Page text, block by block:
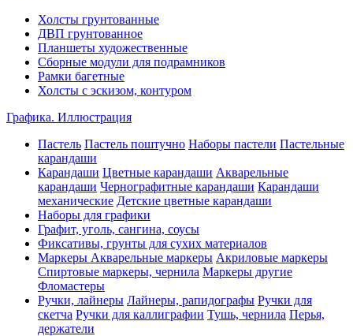
Холсты грунтованные
ДВП грунтованное
Планшеты художественные
Сборные модули для подрамников
Рамки багетные
Холсты c эскизом, контуром
Графика. Иллюстрация
Пастель Пастель поштучно Наборы пастели Пастельные
карандаши
Карандаши Цветные карандаши Акварельные
карандаши Чернографитные карандаши Карандаши
механические Детские цветные карандаши
Наборы для графики
Графит, уголь, сангина, соусы
Фиксативы, грунты для сухих материалов
Маркеры Акварельные маркеры Акриловые маркеры
Спиртовые маркеры, чернила Маркеры другие
Фломастеры
Ручки, лайнеры Лайнеры, рапидографы Ручки для
скетча Ручки для каллиграфии Тушь, чернила Перья,
держатели